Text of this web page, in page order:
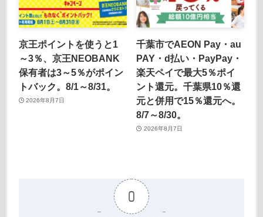
京王ポイントを使うと1
～3％、京王NEOBANK
保有者は3～5％がポイン
トバック。8/1～8/31。
2026年8月7日
千葉市でAEON Pay・au
PAY・d払い・PayPay・
楽天ペイで最大5％ポイ
ント還元。千葉県10％還
元と併用で15％還元へ。
8/7～8/30。
2026年8月7日
0